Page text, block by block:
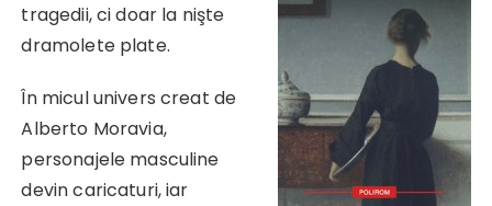
tragedii, ci doar la nişte
dramolete plate.
În micul univers creat de
Alberto Moravia,
personajele masculine
devin caricaturi, iar